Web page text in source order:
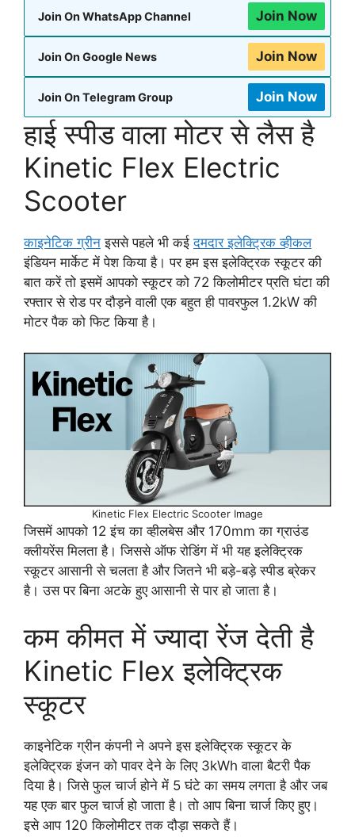
Join On WhatsApp Channel Join Now
Join On Google News Join Now
Join On Telegram Group Join Now
हाई स्पीड वाला मोटर से लैस है
Kinetic Flex Electric
Scooter
काइनेटिक ग्रीन इससे पहले भी कईदमदार इलेक्ट्रिक व्हीकल
इंडियन मार्केट में पेश किया है। पर हम इस इलेक्ट्रिक स्कूटर की
बात करें तो इसमें आपको स्कूटर को 72 किलोमीटर प्रति घंटा की
रफ्तार से रोड पर दौड़ने वाली एक बहुत ही पावरफुल 1.2kW की
मोटर पैक को फिट किया है।
Kinetic Flex Electric Scooter Image
जिसमें आपको 12 इंच का व्हीलबेस और 170mm का ग्राउंड
क्लीयरेंस मिलता है। जिससे ऑफ रोडिंग में भी यह इलेक्ट्रिक
स्कूटर आसानी से चलता है और जितने भी बड़े-बड़े स्पीड ब्रेकर
है। उस पर बिना अटके हुए आसानी से पार हो जाता है।
कम कीमत में ज्यादा रेंज देती है
Kinetic Flex इलेक्ट्रिक
स्कूटर
काइनेटिक ग्रीन कंपनी ने अपने इस इलेक्ट्रिक स्कूटर के
इलेक्ट्रिक इंजन को पावर देने के लिए 3kWh वाला बैटरी पैक
दिया है। जिसे फुल चार्ज होने में 5 घंटे का समय लगता है और जब
यह एक बार फुल चार्ज हो जाता है। तो आप बिना चार्ज किए हुए।
इसे आप 120 किलोमीटर तक दौड़ा सकते हैं।